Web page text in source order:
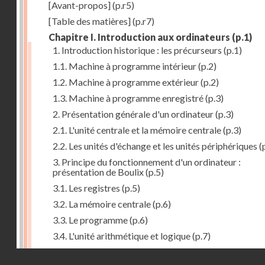
[Avant-propos](p.r5)
[Table des matières](p.r7)
Chapitre I. Introduction aux ordinateurs (p.1)
1. Introduction historique : les précurseurs (p.1)
1.1. Machine à programme intérieur(p.2)
1.2. Machine à programme extérieur(p.2)
1.3. Machine à programme enregistré(p.3)
2. Présentation générale d'un ordinateur(p.3)
2.1. L'unité centrale et la mémoire centrale(p.3)
2.2. Les unités d'échange et les unités périphériques
3. Principe du fonctionnement d'un ordinateur :
présentation de Boulix(p.5)
3.1. Les registres (p.5)
3.2. La mémoire centrale(p.6)
3.3. Le programme(p.6)
3.4. L'unité arithmétique et logique(p.7)
3.5. L'unité de contrôle(p.8)